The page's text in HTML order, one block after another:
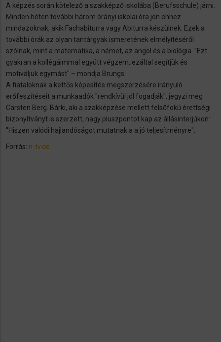
A képzés során kötelező a szakképző iskolába (Berufsschule) járni.
Minden héten további három órányi iskolai óra jön ehhez
mindazoknak, akik Fachabiturra vagy Abiturra készülnek. Ezek a
további órák az olyan tantárgyak ismeretének elmélyítéséről
szólnak, mint a matematika, a német, az angol és a biológia. "Ezt
gyakran a kollégáimmal együtt végzem, ezáltal segítjük és
motiváljuk egymást" – mondja Brungs.
A fiataloknak a kettős képesítés megszerzésére irányuló
erőfeszítéseit a munkaadók "rendkívül jól fogadják", jegyzi meg
Carsten Berg. Bárki, aki a szakképzése mellett felsőfokú érettségi
bizonyítványt is szerzett, nagy pluszpontot kap az állásinterjúkon:
"Hiszen valódi hajlandóságot mutatnak a a jó teljesítményre".
Forrás: n-tv.de